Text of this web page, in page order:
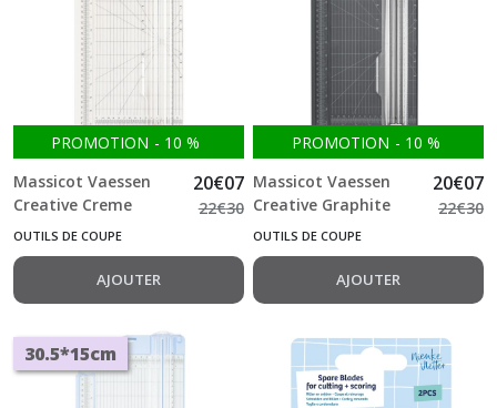
PROMOTION - 10 %
Massicot Vaessen
Creative Creme
30.5*15cm
20€07
22€30
OUTILS DE COUPE
AJOUTER
PROMOTION - 10 %
Massicot Vaessen
Creative Graphite
30.5*15cm
20€07
22€30
OUTILS DE COUPE
AJOUTER
30.5*15cm